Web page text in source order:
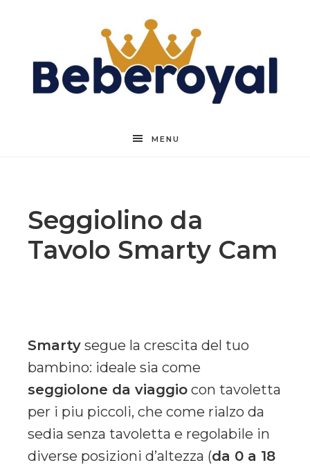
Beberoyal
MENU
Seggiolino da
Tavolo Smarty Cam
Smarty segue la crescita del tuo
bambino: ideale sia come
seggiolone da viaggio con tavoletta
per i piu piccoli, che come rialzo da
sedia senza tavoletta e regolabile in
diverse posizioni d’altezza (da 0 a 18